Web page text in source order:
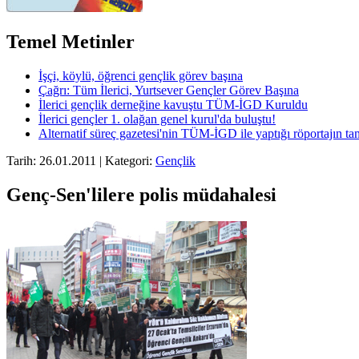
Temel Metinler
İşçi, köylü, öğrenci gençlik görev başına
Çağrı: Tüm İlerici, Yurtsever Gençler Görev Başına
İlerici gençlik derneğine kavuştu TÜM-İGD Kuruldu
İlerici gençler 1. olağan genel kurul'da buluştu!
Alternatif süreç gazetesi'nin TÜM-İGD ile yaptığı röportajın
Tarih: 26.01.2011 | Kategori: Gençlik
Genç-Sen'lilere polis müdahalesi